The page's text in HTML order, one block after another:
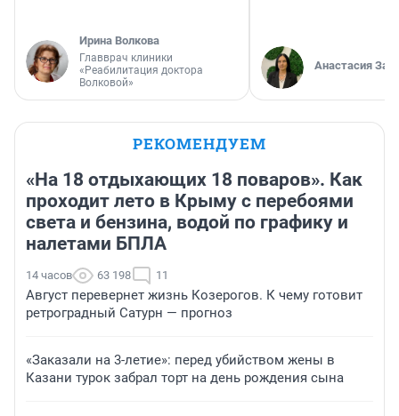
Ирина Волкова
Главврач клиники
«Реабилитация доктора
Волковой»
Анастасия
РЕКОМЕНДУЕМ
«На 18 отдыхающих 18 поваров». Как
проходит лето в Крыму с перебоями
света и бензина, водой по графику и
налетами БПЛА
14 часов 63 198 11
Август перевернет жизнь Козерогов. К чему готовит
ретроградный Сатурн — прогноз
«Заказали на 3-летие»: перед убийством жены в
Казани турок забрал торт на день рождения сына